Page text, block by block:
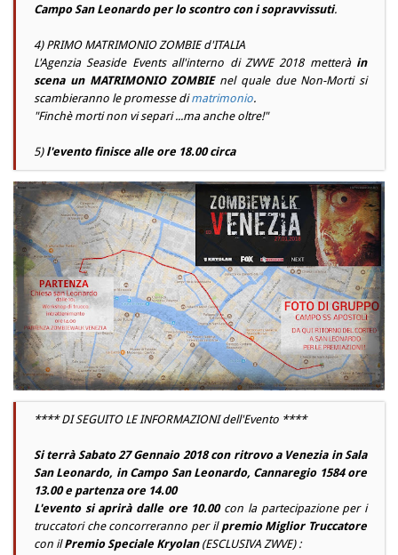
Campo San Leonardoper lo scontro con i sopravvissuti.
4) PRIMO MATRIMONIO ZOMBIE d'ITALIA
L'Agenzia Seaside Events all'interno di ZWVE 2018 metterà in
scena un MATRIMONIO ZOMBIEnel quale due Non-Morti si
scambieranno le promesse dimatrimonio.
"Finchè morti non vi separi ...ma anche oltre!"
5) l'evento finisce alle ore 18.00 circa
**** DI SEGUITO LE INFORMAZIONI dell'Evento ****
Si terrà Sabato 27 Gennaio 2018 con ritrovo a Venezia in Sala
San Leonardo, in Campo San Leonardo, Cannaregio 1584 ore
13.00 e partenza ore 14.00
L'evento si aprirà dalle ore 10.00con la partecipazione per i
truccatori che concorreranno per il premio Miglior Truccatore
con ilPremio Speciale Kryolan(ESCLUSIVA ZWVE) :